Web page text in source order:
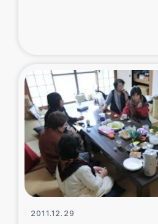
石巻市街地在宅
復興応援隊
仮設住宅生活支援・
漁業復興
2011.12.29